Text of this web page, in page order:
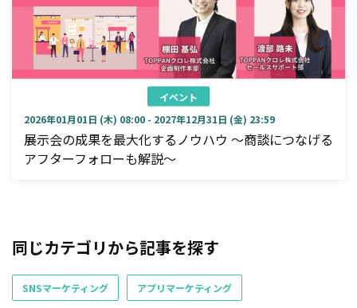
イベント
2026年01月01日 (木) 08:00 - 2027年12月31日 (金) 23:59
展示会の成果を最大化するノウハウ ～商談につなげる
アフターフォローも解説～
同じカテゴリから記事を探す
SNSマーケティング アプリマーケティング